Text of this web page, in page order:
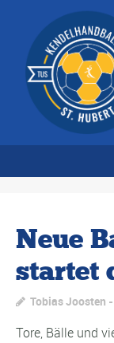
Neue
startet
Tobias Joosten
Tore, Bälle und